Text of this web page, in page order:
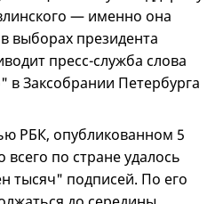
— именно она
выборах президента
пресс-служба слова
Заксобрании Петербурга
РБК, опубликованном 5
всего по стране удалось
тысяч" подписей. По его